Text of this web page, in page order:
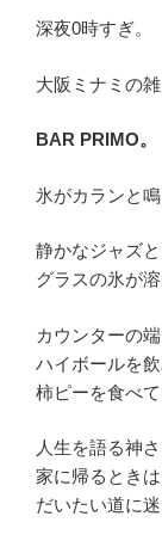
深夜0時すぎ。
大阪ミナミの
BAR PRIMO。
氷がカランと鳴
静かなジャズと
グラスの氷が溶
カウンターの
ハイボールを
柿ピーを食べて
人生を語る神さ
家に帰るときは
だいたい道に